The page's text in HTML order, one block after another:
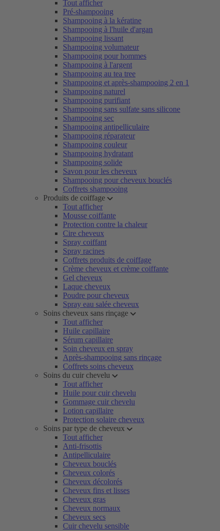
Tout afficher
Pré-shampooing
Shampooing à la kératine
Shampooing à l'huile d'argan
Shampooing lissant
Shampooing volumateur
Shampooing pour hommes
Shampooing à l'argent
Shampooing au tea tree
Shampooing et après-shampooing 2 en 1
Shampooing naturel
Shampooing purifiant
Shampooing sans sulfate sans silicone
Shampooing sec
Shampooing antipelliculaire
Shampooing réparateur
Shampooing couleur
Shampooing hydratant
Shampooing solide
Savon pour les cheveux
Shampooing pour cheveux bouclés
Coffrets shampooing
Produits de coiffage
Tout afficher
Mousse coiffante
Protection contre la chaleur
Cire cheveux
Spray coiffant
Spray racines
Coffrets produits de coiffage
Crème cheveux et crème coiffante
Gel cheveux
Laque cheveux
Poudre pour cheveux
Spray eau salée cheveux
Soins cheveux sans rinçage
Tout afficher
Huile capillaire
Sérum capillaire
Soin cheveux en spray
Après-shampooing sans rinçage
Coffrets soins cheveux
Soins du cuir chevelu
Tout afficher
Huile pour cuir chevelu
Gommage cuir chevelu
Lotion capillaire
Protection solaire cheveux
Soins par type de cheveux
Tout afficher
Anti-frisottis
Antipelliculaire
Cheveux bouclés
Cheveux colorés
Cheveux décolorés
Cheveux fins et lisses
Cheveux gras
Cheveux normaux
Cheveux secs
Cuir chevelu sensible